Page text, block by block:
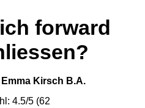
forward
Kirsch B.A.
4.5/5 (62